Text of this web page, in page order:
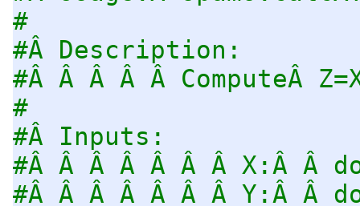
#
#Â Description:
#Â Â Â Â Â ComputeÂ
#
#Â Inputs:
#Â Â Â Â Â Â Â X:Â Â
#Â Â Â Â Â Â Â Y:Â Â